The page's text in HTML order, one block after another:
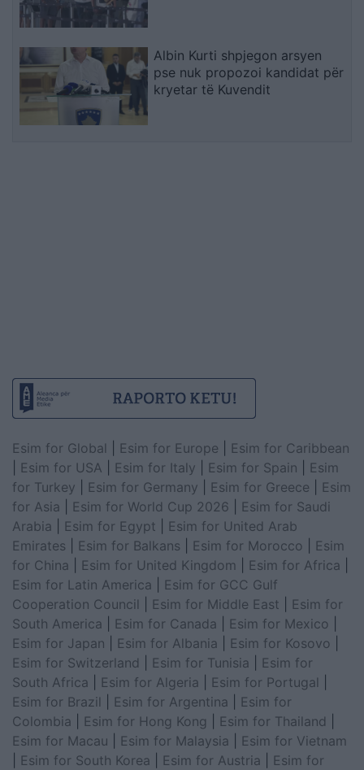
Albin Kurti shpjegon arsyen
pse nuk propozoi kandidat për
kryetar të Kuvendit
Esim for Global Esim for Europe
Esim for Caribbean
Esim for USA Esim for Italy Esim for Spain
Esim
for Turkey
Esim for Germany Esim for Greece
Esim
for Asia
Esim for World Cup 2026
Esim for Saudi
Arabia
Esim for Egypt
Esim for United Arab
Emirates
Esim for Balkans Esim for Morocco
Esim
for China
Esim for United Kingdom Esim for Africa
Esim for Latin America
Esim for GCC Gulf
Cooperation Council
Esim for Middle East
Esim for
South America
Esim for Canada Esim for Mexico
Esim for Japan
Esim for Albania Esim for Kosovo
Esim for Switzerland
Esim for Tunisia
Esim for
South Africa
Esim for Algeria Esim for Portugal
Esim for Brazil
Esim for Argentina
Esim for
Colombia
Esim for Hong Kong Esim for Thailand
Esim for Macau
Esim for Malaysia
Esim for Vietnam
Esim for South Korea Esim for Austria
Esim for